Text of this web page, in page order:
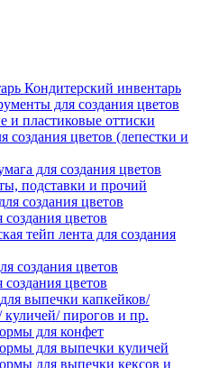
Кондитерский инвентарь
для создания цветов
и пластиковые оттиски
создания цветов (лепестки и
для создания цветов
подставки и прочий
создания цветов
цветов
тейп лента для создания
создания цветов
цветов
выпечки капкейков/
пирогов и пр.
для конфет
для выпечки куличей
для выпечки кексов и